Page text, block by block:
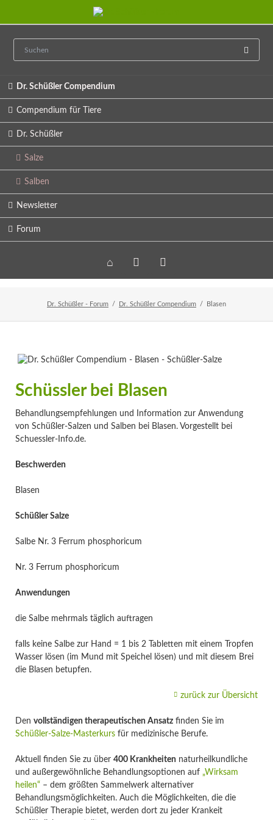
Dr. Schüßler Compendium
Compendium für Tiere
Dr. Schüßler
Salze
Salben
Newsletter
Forum
Home Veranstaltungen
Newsletter
Dr. Schüßler - Forum Dr. Schüßler Compendium Blasen
Schüssler bei Blasen
Behandlungsempfehlungen und Information zur Anwendung
von Schüßler-Salzen und Salben bei Blasen. Vorgestellt bei
Schuessler-Info.de.
Beschwerden
Blasen
Schüßler Salze
Salbe Nr. 3 Ferrum phosphoricum
Nr. 3 Ferrum phosphoricum
Anwendungen
die Salbe mehrmals täglich auftragen
falls keine Salbe zur Hand = 1 bis 2 Tabletten mit einem Tropfen
Wasser lösen (im Mund mit Speichel lösen) und mit diesem Brei
die Blasen betupfen.
zurück zur Übersicht
Den vollständigen therapeutischen Ansatzfinden Sie im
Schüßler-Salze-Masterkursfür medizinische Berufe.
Aktuell finden Sie zu über 400 Krankheiten naturheilkundliche
und außergewöhnliche Behandlungsoptionen auf „Wirksam
heilen“– dem größten Sammelwerk alternativer
Behandlungsmöglichkeiten. Auch die Möglichkeiten, die die
Schüßler Therapie bietet, werden dort zu jeder Krankeit